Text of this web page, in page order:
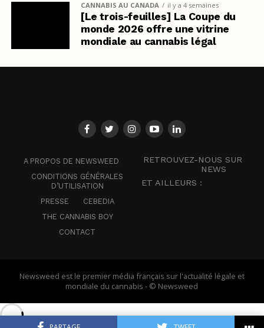
CANNABIS AU CANADA il y a 4 semaines
[Le trois-feuilles] La Coupe du
monde 2026 offre une vitrine
mondiale au cannabis légal
A PROPOS DE NEWSWEED
CONDITIONS GÉNÉRALES
D’UTILISATION
PRESSE
CEBEDIA
THE CANNABIS BOY
CONTACT
RETROUVEZ-NOUS SUR
NEWS
ET AILLEURS :
Newsweed est le premier média français sur l'actualité légale et
mondiale du cannabis - © Newsweed